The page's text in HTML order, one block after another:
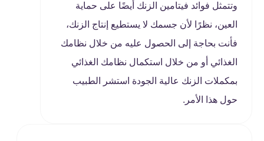
وتتمثل فوائد فيتامين الزنك أيضًا على حماية
العين، نظرًا لأن جسمك لا يستطيع إنتاج الزنك،
فأنت بحاجة إلى الحصول عليه من خلال نظامك
الغذائي أو من خلال استكمال نظامك الغذائي
بمكملات الزنك عالية الجودة استشر الطبيب
حول هذا الأمر.